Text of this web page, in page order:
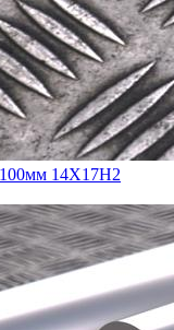
14Х17Н2